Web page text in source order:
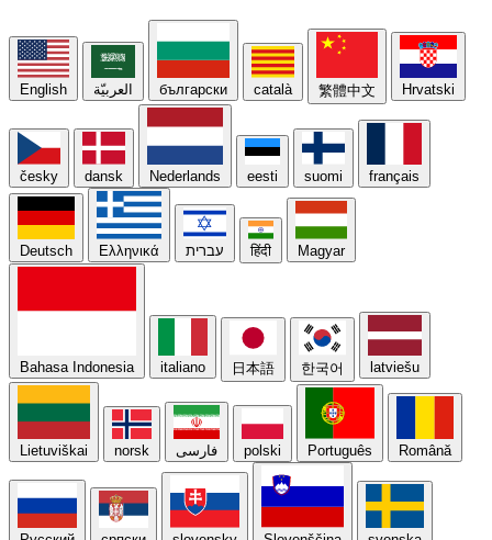
English العربيّة български català 繁體中文 Hrvatski
česky dansk Nederlands eesti suomi français
Deutsch Ελληνικά עברית हिंदी Magyar
Bahasa Indonesia italiano 日本語 한국어 latviešu
Lietuviškai norsk فارسی polski Português Română